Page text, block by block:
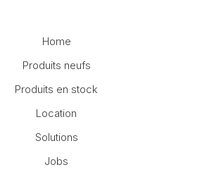
Home
Produits neufs
Produits en stock
Location
Solutions
Jobs